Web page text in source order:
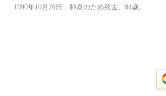
1990年10月20日、肺炎のため死去、84歳。